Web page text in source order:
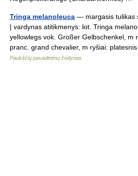
Tringa melanoleuca — margasis tulikas
| vardynas atitikmenys: lot. Tringa
yellowlegs vok. Großer Gelbschenkel, m
pranc. grand chevalier, m ryšiai:
Paukščių pavadinimų žodynas